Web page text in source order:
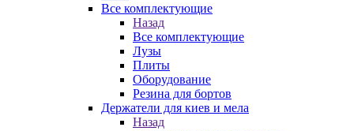
Все комплектующие
Назад
Все комплектующие
Лузы
Плиты
Оборудование
Резина для бортов
Держатели для киев и мела
Назад